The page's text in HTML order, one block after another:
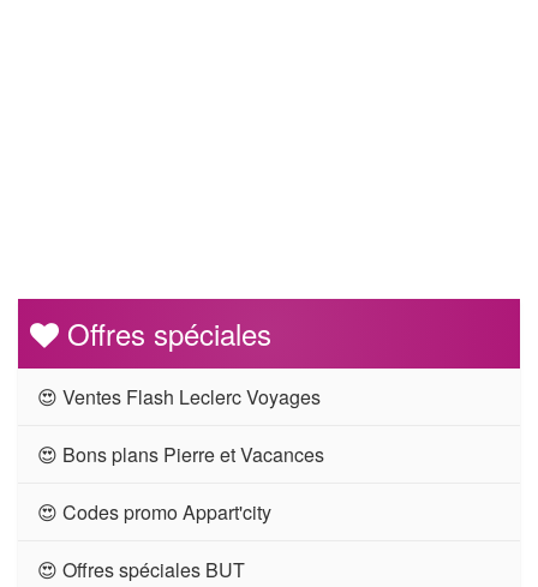
Offres spéciales
😍 Ventes Flash Leclerc Voyages
😍 Bons plans Pierre et Vacances
😍 Codes promo Appart'city
😍 Offres spéciales BUT